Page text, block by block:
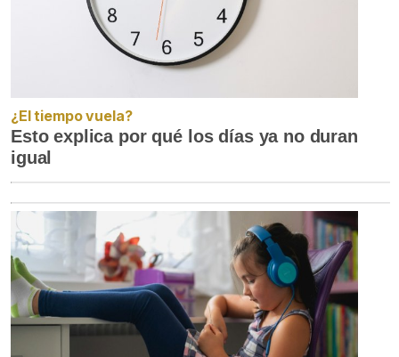
¿El tiempo vuela?
Esto explica por qué los días ya no duran
igual